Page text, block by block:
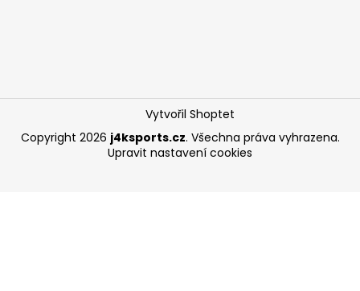
Vytvořil Shoptet
Copyright 2026 j4ksports.cz. Všechna práva vyhrazena.
Upravit nastavení cookies